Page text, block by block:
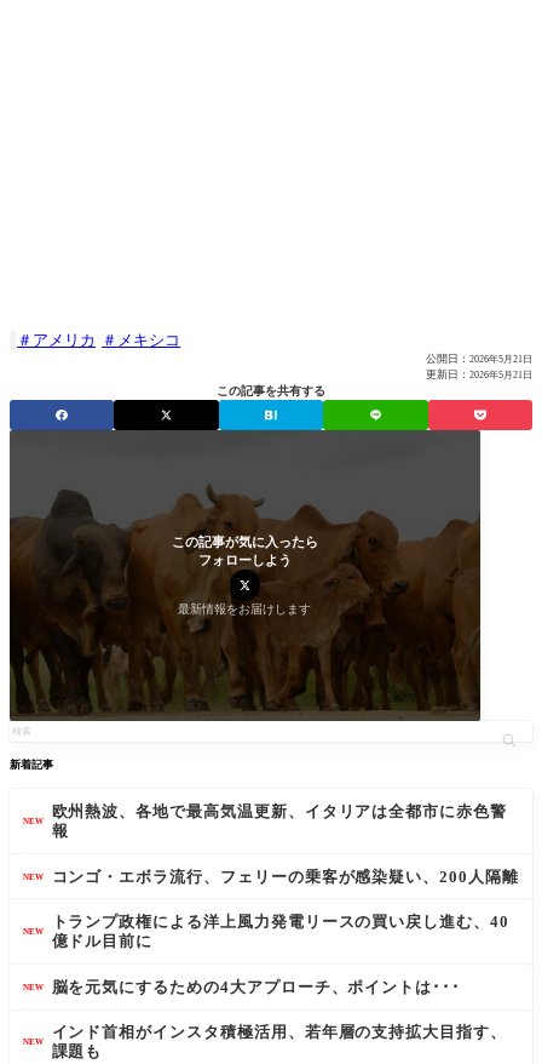
アメリカ メキシコ
公開日： 2026年5月21日
更新日： 2026年5月21日
この記事を共有する
この記事が気に入ったら
フォローしよう
最新情報をお届けします
新着記事
NEW
欧州熱波、各地で最高気温更新、イタリアは全都市に赤色警
報
NEW コンゴ・エボラ流行、フェリーの乗客が感染疑い、200人隔離
NEW
トランプ政権による洋上風力発電リースの買い戻し進む、40
億ドル目前に
NEW 脳を元気にするための4大アプローチ、ポイントは･･･
NEW
インド首相がインスタ積極活用、若年層の支持拡大目指す、
課題も